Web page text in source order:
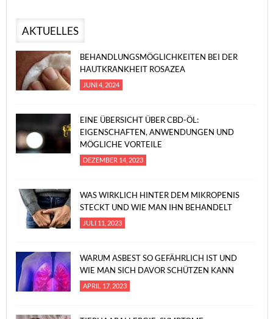
AKTUELLES
BEHANDLUNGSMÖGLICHKEITEN BEI DER
HAUTKRANKHEIT ROSAZEA
JUNI 4, 2024
EINE ÜBERSICHT ÜBER CBD-ÖL:
EIGENSCHAFTEN, ANWENDUNGEN UND
MÖGLICHE VORTEILE
DEZEMBER 14, 2023
WAS WIRKLICH HINTER DEM MIKROPENIS
STECKT UND WIE MAN IHN BEHANDELT
JULI 11, 2023
WARUM ASBEST SO GEFÄHRLICH IST UND
WIE MAN SICH DAVOR SCHÜTZEN KANN
APRIL 17, 2023